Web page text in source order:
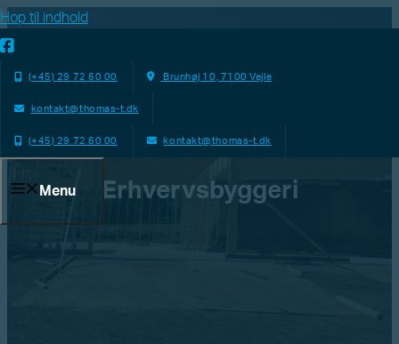
Hop til indhold
(+45) 29 72 60 00 Brunhøj 10, 7100 Vejle
kontakt@thomas-t.dk
(+45) 29 72 60 00 kontakt@thomas-t.dk
Menu Erhvervsbyggeri